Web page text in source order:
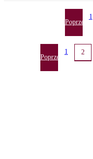
Poprzednia
1
Poprzednia
1 2